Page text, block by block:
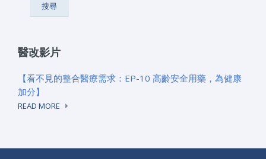
醫改影片
【看不見的整合醫療需求：EP-10 高齡安全用藥，為健康
加分】
READ MORE